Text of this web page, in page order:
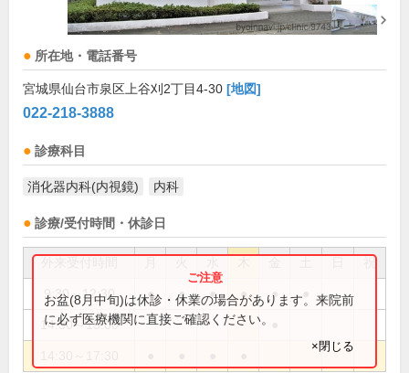
所在地・電話番号
宮城県仙台市泉区上谷刈2丁目4-30 [地図]
022-218-3888
診療科目
消化器内科(内視鏡) 内科
診療/受付時間・休診日
祝
9:30～12:30 ● ● ● ● ●
14:30～15:00
お盆(8月中旬)は休診・休業の場合があります。来院前
に必ず医療機関に直接ご確認ください。
×閉じる